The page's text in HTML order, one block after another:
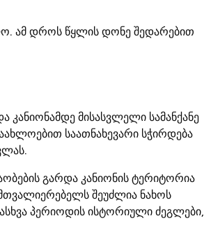
ამ დროს წყლის დონე შედარებით
მისასვლელი სამანქანე
საათნახევარი სჭირდება
გარდა კანიონის ტერიტორია
შეუძლია ნახოს
პერიოდის ისტორიული ძეგლები,